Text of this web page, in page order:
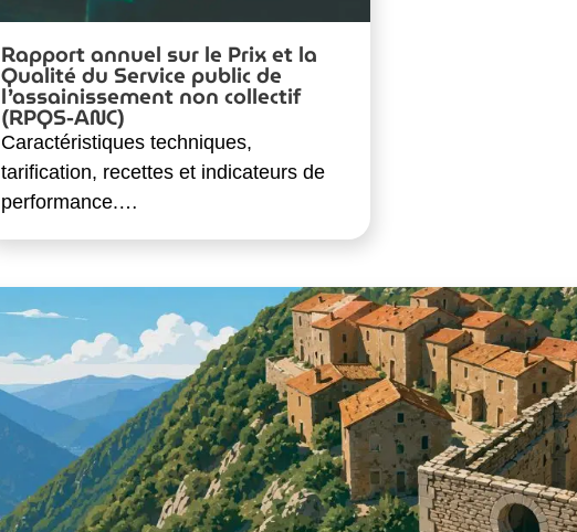
Rapport annuel sur le Prix et la
Qualité du Service public de
l’assainissement non collectif
(RPQS-ANC)
Caractéristiques techniques,
tarification, recettes et indicateurs de
performance.…